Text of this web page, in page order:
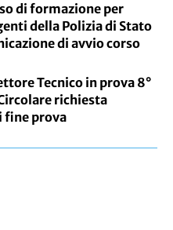
di formazione per
della Polizia di Stato
di avvio corso
Tecnico in prova 8°
richiesta
fine prova